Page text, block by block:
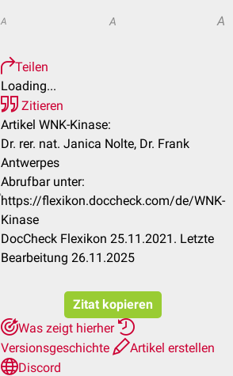
A A A
Teilen
Loading...
Zitieren
Artikel WNK-Kinase:
Dr. rer. nat. Janica Nolte, Dr. Frank
Antwerpes
Abrufbar unter:
https://flexikon.doccheck.com/de/WNK-
Kinase
DocCheck Flexikon 25.11.2021. Letzte
Bearbeitung 26.11.2025
Zitat kopieren
Was zeigt hierher
Versionsgeschichte
Artikel erstellen
Discord